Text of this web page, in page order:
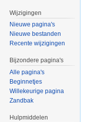
Wijzigingen
Nieuwe pagina's
Nieuwe bestanden
Recente wijzigingen
Bijzondere pagina's
Alle pagina's
Beginnetjes
Willekeurige pagina
Zandbak
Hulpmiddelen